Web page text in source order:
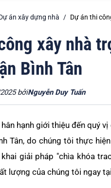
án xây dựng nhà Dự án thi
xây nhà
Bình Tân
bởiNguyễn Duy Tuấn
hân hạnh giới thiệu đến quý
Tân, do chúng tôi thực
giải pháp "chìa khóa
lượng của chúng tôi ngay